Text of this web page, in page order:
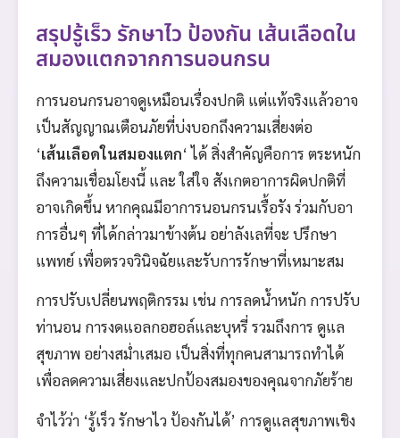
สรุปรู้เร็ว รักษาไว ป้องกัน เส้นเลือดใน
สมองแตกจากการนอนกรน
การนอนกรนอาจดูเหมือนเรื่องปกติ แต่แท้จริงแล้วอาจ
เป็นสัญญาณเตือนภัยที่บ่งบอกถึงความเสี่ยงต่อ
‘เส้นเลือดในสมองแตก‘ ได้ สิ่งสำคัญคือการ ตระหนัก
ถึงความเชื่อมโยงนี้ และ ใส่ใจ สังเกตอาการผิดปกติที่
อาจเกิดขึ้น หากคุณมีอาการนอนกรนเรื้อรัง ร่วมกับอา
การอื่นๆ ที่ได้กล่าวมาข้างต้น อย่าลังเลที่จะ ปรึกษา
แพทย์ เพื่อตรวจวินิจฉัยและรับการรักษาที่เหมาะสม
การปรับเปลี่ยนพฤติกรรม เช่น การลดน้ำหนัก การปรับ
ท่านอน การงดแอลกอฮอล์และบุหรี่ รวมถึงการ ดูแล
สุขภาพ อย่างสม่ำเสมอ เป็นสิ่งที่ทุกคนสามารถทำได้
เพื่อลดความเสี่ยงและปกป้องสมองของคุณจากภัยร้าย
จำไว้ว่า ‘รู้เร็ว รักษาไว ป้องกันได้’ การดูแลสุขภาพเชิง